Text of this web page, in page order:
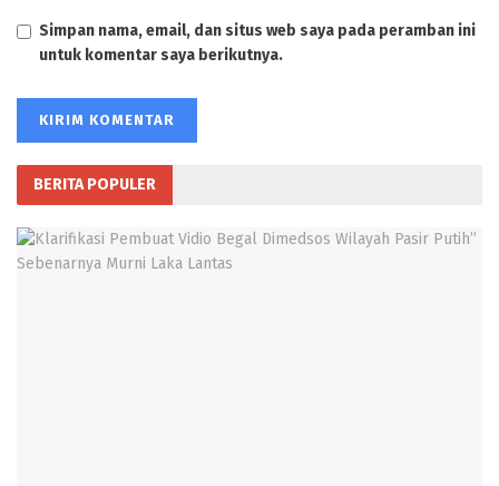
Simpan nama, email, dan situs web saya pada peramban ini
untuk komentar saya berikutnya.
BERITA POPULER